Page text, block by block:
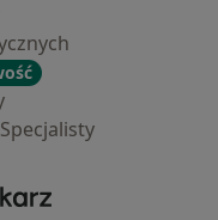
- Strona główna